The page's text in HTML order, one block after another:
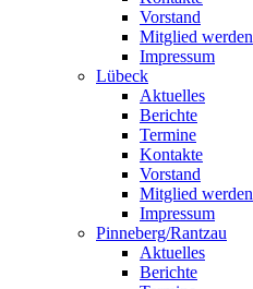
Vorstand
Mitglied werden
Impressum
Lübeck
Aktuelles
Berichte
Termine
Kontakte
Vorstand
Mitglied werden
Impressum
Pinneberg/Rantzau
Aktuelles
Berichte